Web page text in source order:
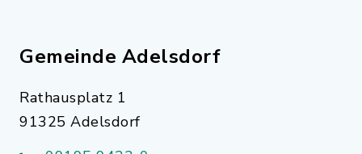
Gemeinde Adelsdorf
Rathausplatz 1
91325 Adelsdorf